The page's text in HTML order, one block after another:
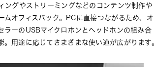
グやストリーミングなどのコンテンツ制作や
オフィスパック。PCに直接つながるため、オ
ーのUSBマイクロホンとヘッドホンの組み合
用途に応じてさまざまな使い道が広がります。